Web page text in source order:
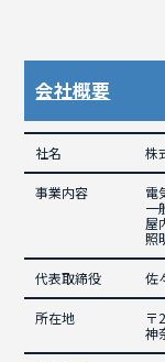
会社概要
社名 株
事業内容
電
一
屋
代表取締役 佐
所在地
〒
神